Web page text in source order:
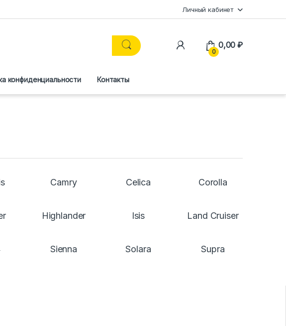
Личный кабинет
0
0,00₽
конфиденциальности Контакты
Camry Celica Corolla
Highlander Isis Land Cruiser
Sienna Solara Supra